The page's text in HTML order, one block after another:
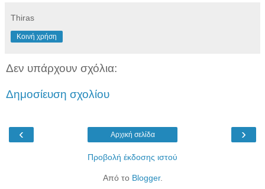
Thiras
Κοινή χρήση
Δεν υπάρχουν σχόλια:
Δημοσίευση σχολίου
‹ ›
Αρχική σελίδα
Προβολή έκδοσης ιστού
Από το Blogger.